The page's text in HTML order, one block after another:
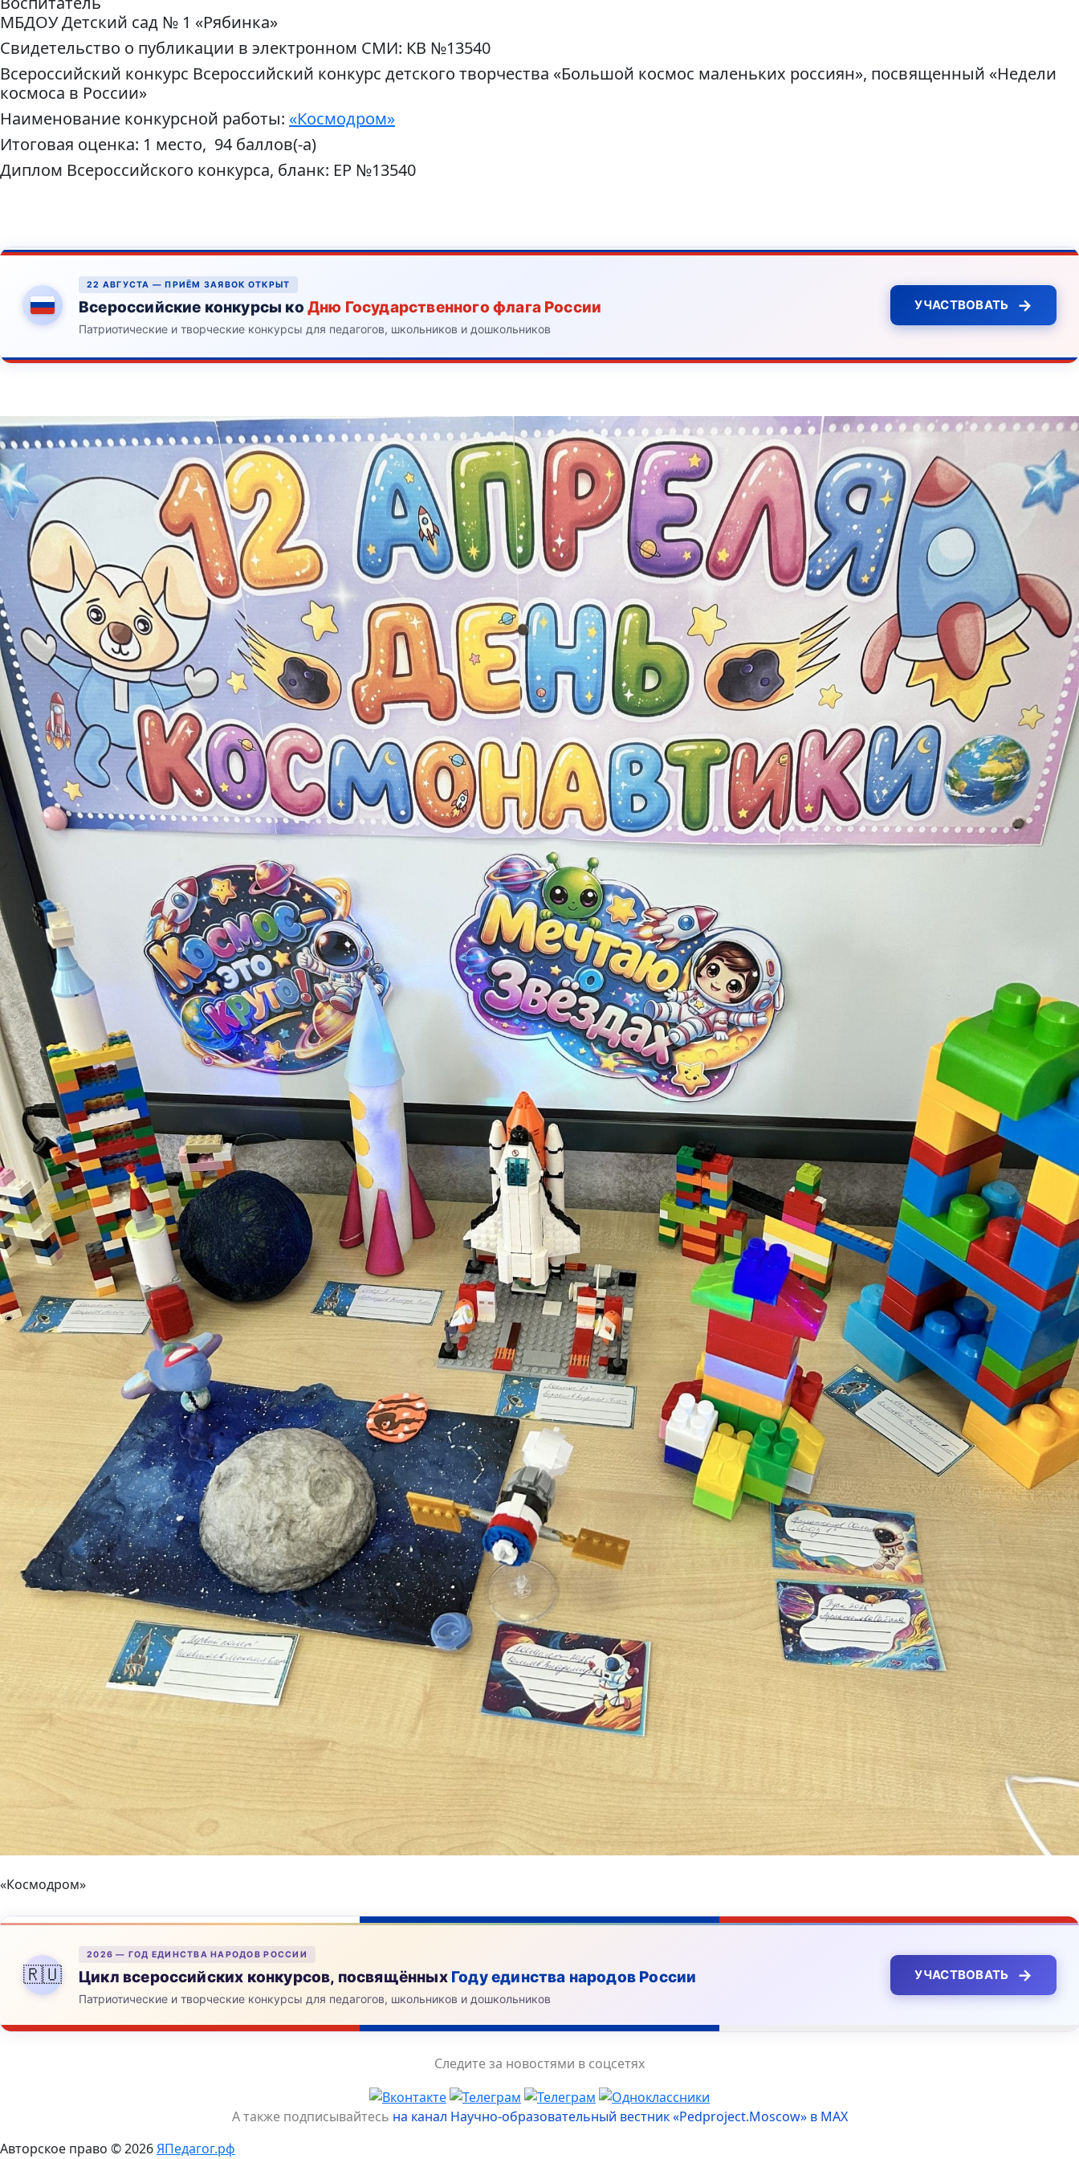
МБДОУ Детский сад № 1 «Рябинка»
Свидетельство о публикации в электронном СМИ: КВ №13540
Всероссийский конкурс Всероссийский конкурс детского творчества «Большой космос маленьких россиян», посвященный «Недели
космоса в России»
Наименование конкурсной работы: «Космодром»
Итоговая оценка: 1 место, 94 баллов(-а)
Диплом Всероссийского конкурса, бланк: ЕР №13540
22 АВГУСТА — ПРИЁМ ЗАЯВОК ОТКРЫТ
Всероссийские конкурсы ко Дню Государственного флага России
Патриотические и творческие конкурсы для педагогов, школьников и дошкольников
УЧАСТВОВАТЬ →
«Космодром»
🇷🇺
2026 — ГОД ЕДИНСТВА НАРОДОВ РОССИИ
Цикл всероссийских конкурсов, посвящённых Году единства народов России
Патриотические и творческие конкурсы для педагогов, школьников и дошкольников
УЧАСТВОВАТЬ →
Следите за новостями в соцсетях
А также подписывайтесь на канал Научно-образовательный вестник «Pedproject.Moscow» в MAX
Авторское право © 2026ЯПедагог.рф